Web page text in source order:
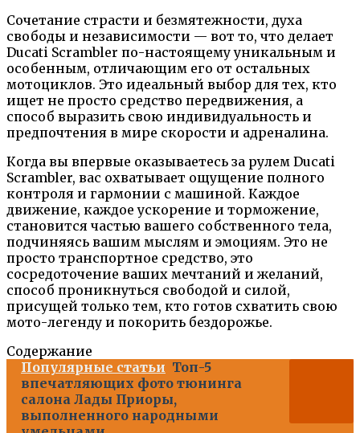
Сочетание страсти и безмятежности, духа
свободы и независимости — вот то, что делает
Ducati Scrambler по-настоящему уникальным и
особенным, отличающим его от остальных
мотоциклов. Это идеальный выбор для тех, кто
ищет не просто средство передвижения, а
способ выразить свою индивидуальность и
предпочтения в мире скорости и адреналина.
Когда вы впервые оказываетесь за рулем Ducati
Scrambler, вас охватывает ощущение полного
контроля и гармонии с машиной. Каждое
движение, каждое ускорение и торможение,
становится частью вашего собственного тела,
подчиняясь вашим мыслям и эмоциям. Это не
просто транспортное средство, это
сосредоточение ваших мечтаний и желаний,
способ проникнуться свободой и силой,
присущей только тем, кто готов схватить свою
мото-легенду и покорить бездорожье.
Содержание
Популярные статьи Топ-5
впечатляющих фото тюнинга
салона Лады Приоры,
выполненного народными